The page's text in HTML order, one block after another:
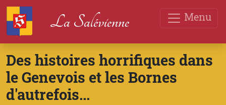
Menu
La Salévienne
Des histoires horrifiques dans
le Genevois et les Bornes
d'autrefois...